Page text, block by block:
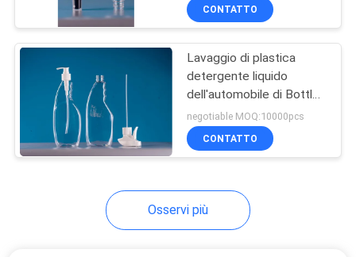
CONTROLLO
DI
QUALITÀ
MAPPA
DEL
CONTATTO
Lavaggio di plastica
detergente liquido
dell'automobile di Bottle
With Pump dell'agente di
sgrassatura 580ML
negotiable MOQ:10000pcs
CONTATTO
Osservi più